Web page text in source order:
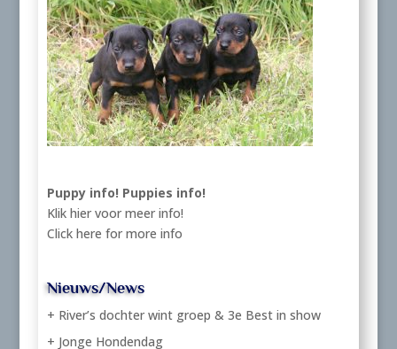
Puppy info! Puppies info!
Klik hier voor meer info!
Click here for more info
Nieuws/News
+ River’s dochter wint groep & 3e Best in show
+ Jonge Hondendag